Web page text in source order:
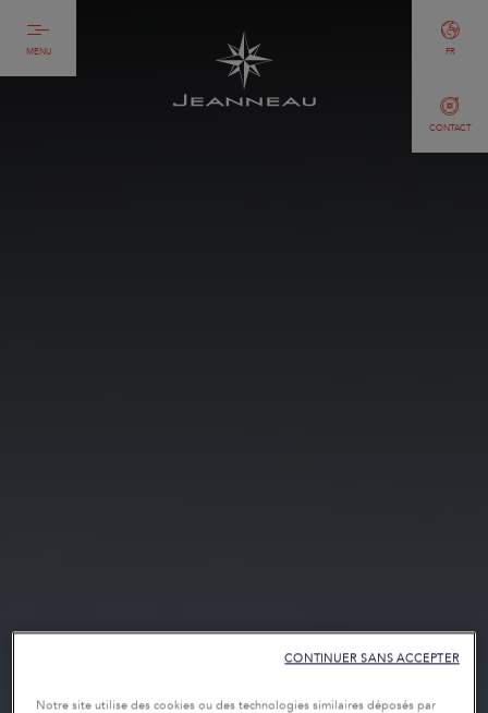
MENU
CONTACT
FR
Notre site utilise des cookies ou des technologies similaires déposés par
CONTINUER SANS ACCEPTER